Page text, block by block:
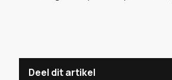
Deel dit artikel